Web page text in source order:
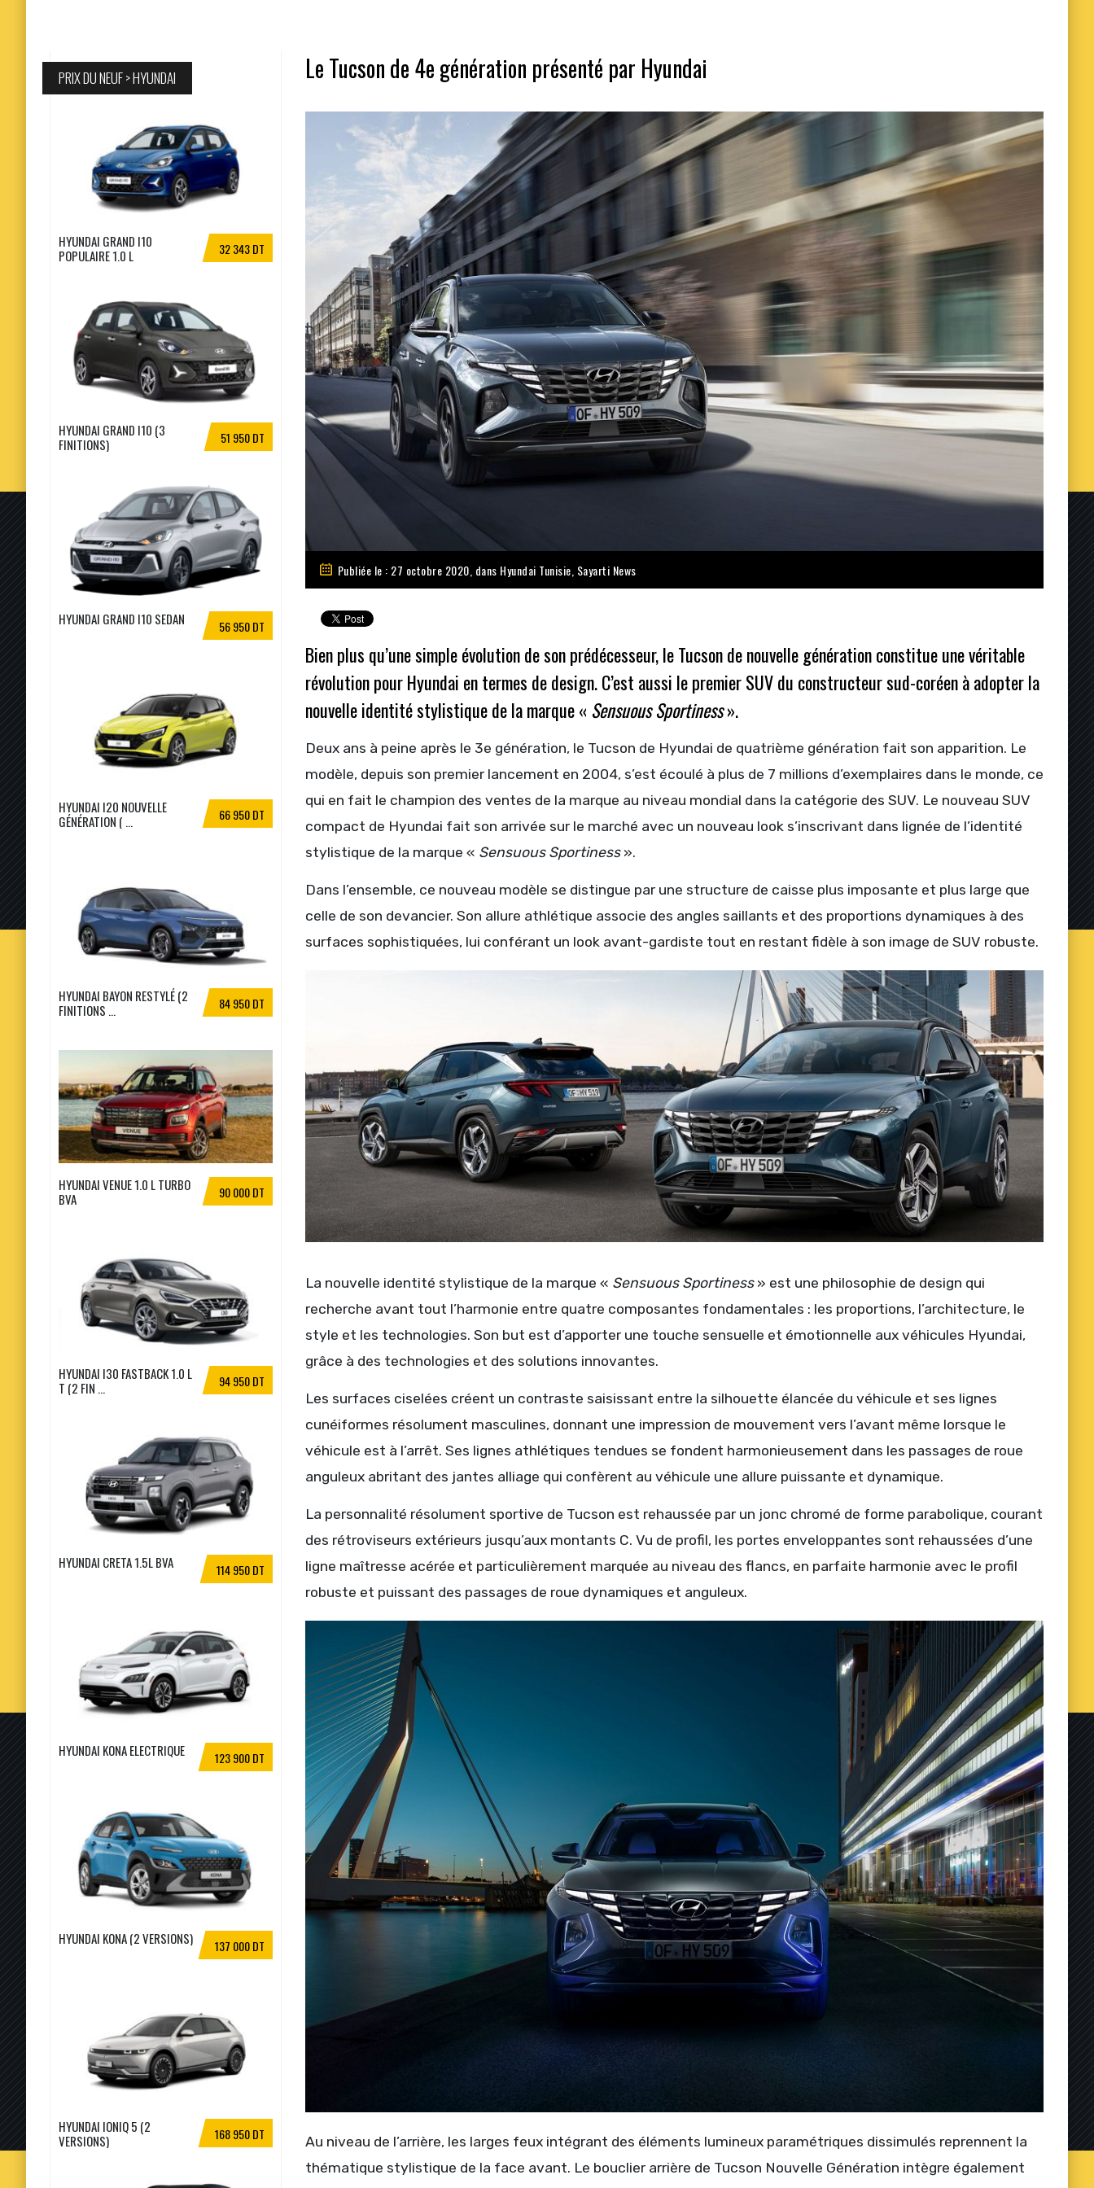
Le Tucson de 4e génération présenté par Hyundai
Publiée le : 27 octobre 2020, dans Hyundai Tunisie Sayarti News
Bien plus qu’une simple évolution de son prédécesseur, le Tucson de nouvelle génération constitue une véritable
révolution pour Hyundai en termes de design. C’est aussi le premier SUV du constructeur sud-coréen à adopter la
nouvelle identité stylistique de la marque « Sensuous Sportiness».
Deux ans à peine après le 3e génération, le Tucson de Hyundai de quatrième génération fait son apparition. Le
modèle, depuis son premier lancement en 2004, s’est écoulé à plus de 7 millions d’exemplaires dans le monde, ce
qui en fait le champion des ventes de la marque au niveau mondial dans la catégorie des SUV. Le nouveau SUV
compact de Hyundai fait son arrivée sur le marché avec un nouveau look s’inscrivant dans lignée de l’identité
stylistique de la marque « Sensuous Sportiness».
Dans l’ensemble, ce nouveau modèle se distingue par une structure de caisse plus imposante et plus large que
celle de son devancier. Son allure athlétique associe des angles saillants et des proportions dynamiques à des
surfaces sophistiquées, lui conférant un look avant-gardiste tout en restant fidèle à son image de SUV robuste.
La nouvelle identité stylistique de la marque « Sensuous Sportiness» est une philosophie de design qui
recherche avant tout l’harmonie entre quatre composantes fondamentales : les proportions, l’architecture, le
style et les technologies. Son but est d’apporter une touche sensuelle et émotionnelle aux véhicules Hyundai,
grâce à des technologies et des solutions innovantes.
Les surfaces ciselées créent un contraste saisissant entre la silhouette élancée du véhicule et ses lignes
cunéiformes résolument masculines, donnant une impression de mouvement vers l’avant même lorsque le
véhicule est à l’arrêt. Ses lignes athlétiques tendues se fondent harmonieusement dans les passages de roue
anguleux abritant des jantes alliage qui confèrent au véhicule une allure puissante et dynamique.
La personnalité résolument sportive de Tucson est rehaussée par un jonc chromé de forme parabolique, courant
des rétroviseurs extérieurs jusqu’aux montants C. Vu de profil, les portes enveloppantes sont rehaussées d’une
ligne maîtresse acérée et particulièrement marquée au niveau des flancs, en parfaite harmonie avec le profil
robuste et puissant des passages de roue dynamiques et anguleux.
Au niveau de l’arrière, les larges feux intégrant des éléments lumineux paramétriques dissimulés reprennent la
thématique stylistique de la face avant. Le bouclier arrière de Tucson Nouvelle Génération intègre également
PRIX DU NEUF > HYUNDAI
32 343 DT
HYUNDAI GRAND I10
POPULAIRE 1.0 L
51 950 DT
HYUNDAI GRAND I10 (3
FINITIONS)
56 950 DT
HYUNDAI GRAND I10 SEDAN
66 950 DT
HYUNDAI I20 NOUVELLE
GÉNÉRATION ( ...
84 950 DT
HYUNDAI BAYON RESTYLÉ (2
FINITIONS ...
90 000 DT
HYUNDAI VENUE 1.0 L TURBO
BVA
94 950 DT
HYUNDAI I30 FASTBACK 1.0 L
T (2 FIN ...
114 950 DT
HYUNDAI CRETA 1.5L BVA
123 900 DT
HYUNDAI KONA ELECTRIQUE
137 000 DT
HYUNDAI KONA (2 VERSIONS)
168 950 DT
HYUNDAI IONIQ 5 (2
VERSIONS)